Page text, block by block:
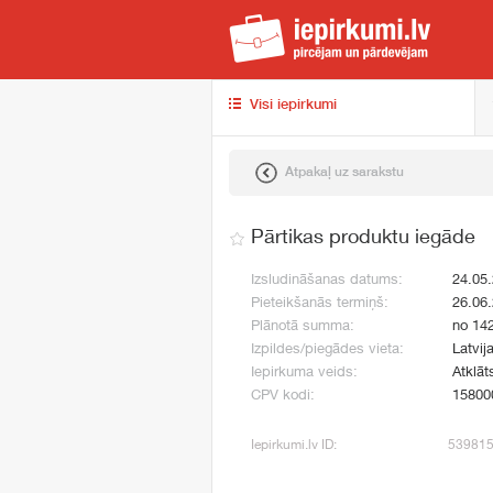
Visi iepirkumi
Atpakaļ uz sarakstu
Pārtikas produktu iegāde
Izsludināšanas datums:
Pieteikšanās termiņš:
Plānotā summa:
no
Izpildes/piegādes vieta:
Iepirkuma veids:
CPV kodi:
Iepirkumi.lv ID: